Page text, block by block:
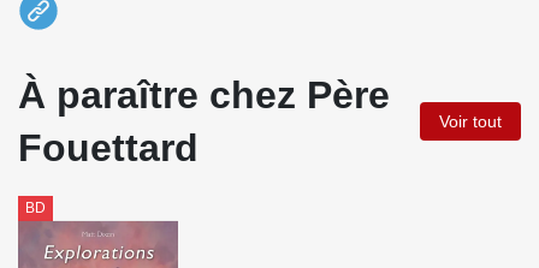
À paraître chez Père
Fouettard
Voir tout
BD